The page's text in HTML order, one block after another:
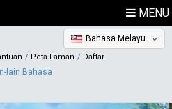
MENU
Peta Laman Daftar
Bahasa Melayu
lain Bahasa